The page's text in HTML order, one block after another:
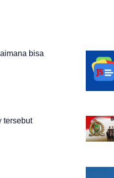
bisa
tersebut